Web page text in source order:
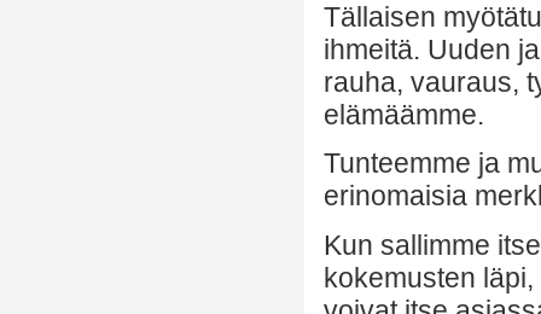
Tällaisen
ihmeitä. Uuden
rauha, vauraus,
elämäämme.
Tunteemme ja
erinomaisia
Kun sallimme
kokemusten